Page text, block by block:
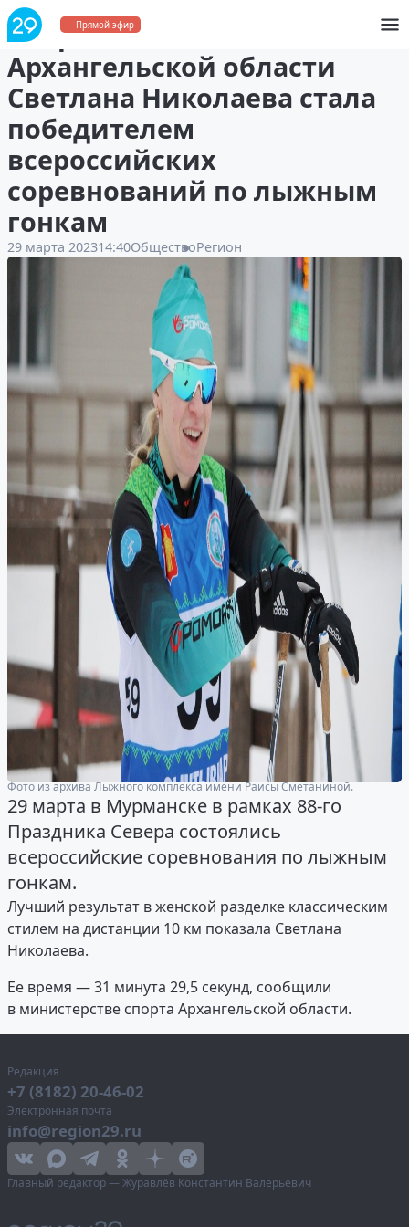
Прямой эфир
Спортсменка
Архангельской области
Светлана Николаева стала
победителем
всероссийских
соревнований по лыжным
гонкам
29 марта 202314:40ОбществоРегион
Фото из архива Лыжного комплекса имени Раисы Сметаниной.
29 марта в Мурманске в рамках 88-го
Праздника Севера состоялись
всероссийские соревнования по лыжным
гонкам.
Лучший результат в женской разделке классическим
стилем на дистанции 10 км показала Светлана
Николаева.
Ее время — 31 минута 29,5 секунд, сообщили
в министерстве спорта Архангельской области.
Редакция
+7 (8182) 20-46-02
Электронная почта
info@region29.ru
Главный редактор — Журавлёв Константин Валерьевич